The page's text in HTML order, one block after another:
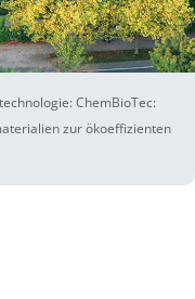
ChemBioTec:
zur ökoeffizienten